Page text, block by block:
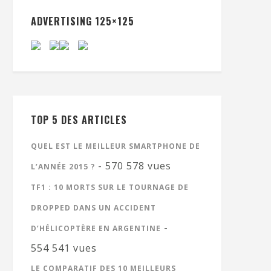
ADVERTISING 125×125
TOP 5 DES ARTICLES
QUEL EST LE MEILLEUR SMARTPHONE DE
L’ANNÉE 2015 ? - 570 578 vues
TF1 : 10 MORTS SUR LE TOURNAGE DE
DROPPED DANS UN ACCIDENT
D’HÉLICOPTÈRE EN ARGENTINE -
554 541 vues
LE COMPARATIF DES 10 MEILLEURS